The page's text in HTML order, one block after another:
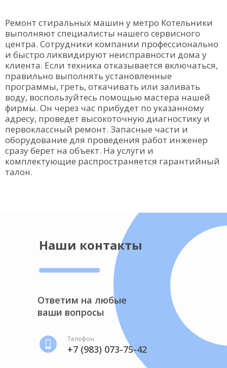
Ремонт стиральных машин у метро Котельники
выполняют специалисты нашего сервисного
центра. Сотрудники компании профессионально
и быстро ликвидируют неисправности дома у
клиента. Если техника отказывается включаться,
правильно выполнять установленные
программы, греть, откачивать или заливать
воду, воспользуйтесь помощью мастера нашей
фирмы. Он через час прибудет по указанному
адресу, проведет высокоточную диагностику и
первоклассный ремонт. Запасные части и
оборудование для проведения работ инженер
сразу берет на объект. На услуги и
комплектующие распространяется гарантийный
талон.
Наши контакты
Ответим на любые
ваши вопросы
Телефон
+7 (983) 073-75-42